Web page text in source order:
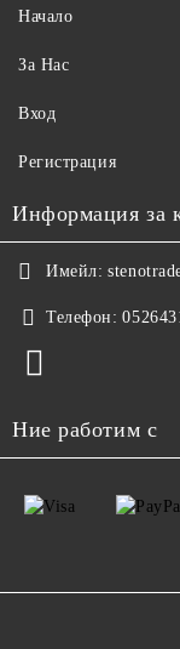
Начало
За Нас
Вход
Регистрация
Информация за
Имейл:
Телефон:
Ние работим с